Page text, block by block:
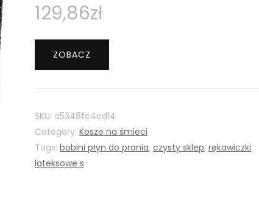
129,86zł
ZOBACZ
SKU: a5348fc4cd14
Category:Kosze na śmieci
Tags:bobini płyn do prania,czysty sklep,rękawiczki
lateksowe s